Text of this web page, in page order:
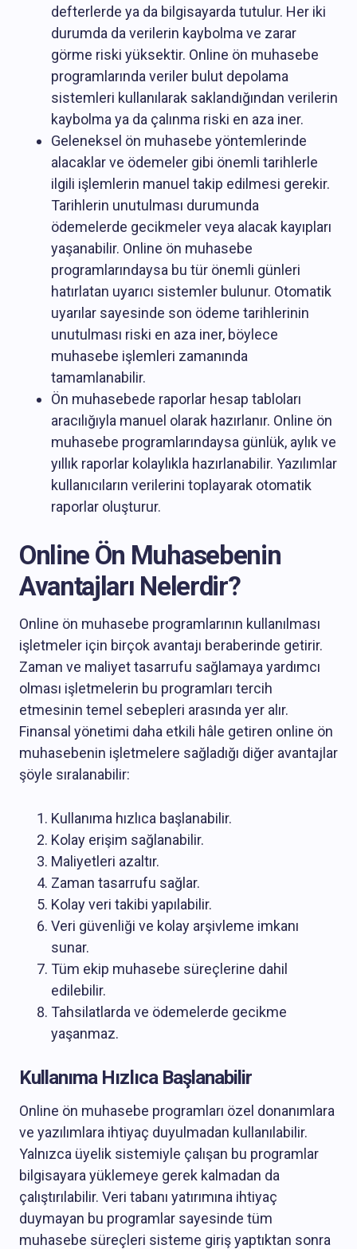
defterlerde ya da bilgisayarda tutulur. Her iki
durumda da verilerin kaybolma ve zarar
görme riski yüksektir. Online ön muhasebe
programlarında veriler bulut depolama
sistemleri kullanılarak saklandığından verilerin
kaybolma ya da çalınma riski en aza iner.
Geleneksel ön muhasebe yöntemlerinde
alacaklar ve ödemeler gibi önemli tarihlerle
ilgili işlemlerin manuel takip edilmesi gerekir.
Tarihlerin unutulması durumunda
ödemelerde gecikmeler veya alacak kayıpları
yaşanabilir. Online ön muhasebe
programlarındaysa bu tür önemli günleri
hatırlatan uyarıcı sistemler bulunur. Otomatik
uyarılar sayesinde son ödeme tarihlerinin
unutulması riski en aza iner, böylece
muhasebe işlemleri zamanında
tamamlanabilir.
Ön muhasebede raporlar hesap tabloları
aracılığıyla manuel olarak hazırlanır. Online ön
muhasebe programlarındaysa günlük, aylık ve
yıllık raporlar kolaylıkla hazırlanabilir. Yazılımlar
kullanıcıların verilerini toplayarak otomatik
raporlar oluşturur.
Online Ön Muhasebenin
Avantajları Nelerdir?
Online ön muhasebe programlarının kullanılması
işletmeler için birçok avantajı beraberinde getirir.
Zaman ve maliyet tasarrufu sağlamaya yardımcı
olması işletmelerin bu programları tercih
etmesinin temel sebepleri arasında yer alır.
Finansal yönetimi daha etkili hâle getiren online ön
muhasebenin işletmelere sağladığı diğer avantajlar
şöyle sıralanabilir:
Kullanıma hızlıca başlanabilir.
Kolay erişim sağlanabilir.
Maliyetleri azaltır.
Zaman tasarrufu sağlar.
Kolay veri takibi yapılabilir.
Veri güvenliği ve kolay arşivleme imkanı
sunar.
Tüm ekip muhasebe süreçlerine dahil
edilebilir.
Tahsilatlarda ve ödemelerde gecikme
yaşanmaz.
Kullanıma Hızlıca Başlanabilir
Online ön muhasebe programları özel donanımlara
ve yazılımlara ihtiyaç duyulmadan kullanılabilir.
Yalnızca üyelik sistemiyle çalışan bu programlar
bilgisayara yüklemeye gerek kalmadan da
çalıştırılabilir. Veri tabanı yatırımına ihtiyaç
duymayan bu programlar sayesinde tüm
muhasebe süreçleri sisteme giriş yaptıktan sonra